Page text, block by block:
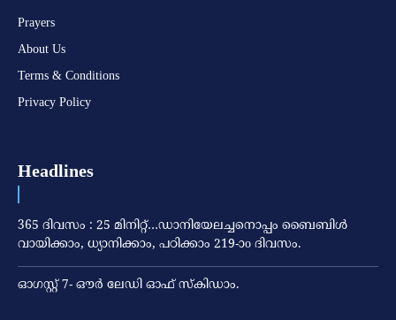
Prayers
About Us
Terms & Conditions
Privacy Policy
Headlines
365 ദിവസം : 25 മിനിറ്റ്…ഡാനിയേലച്ചനൊപ്പം ബൈബിൾ
വായിക്കാം, ധ്യാനിക്കാം, പഠിക്കാം 219-ാo ദിവസം.
ഓഗസ്റ്റ് 7- ഔര്‍ ലേഡി ഓഫ് സ്‌കിഡാം.